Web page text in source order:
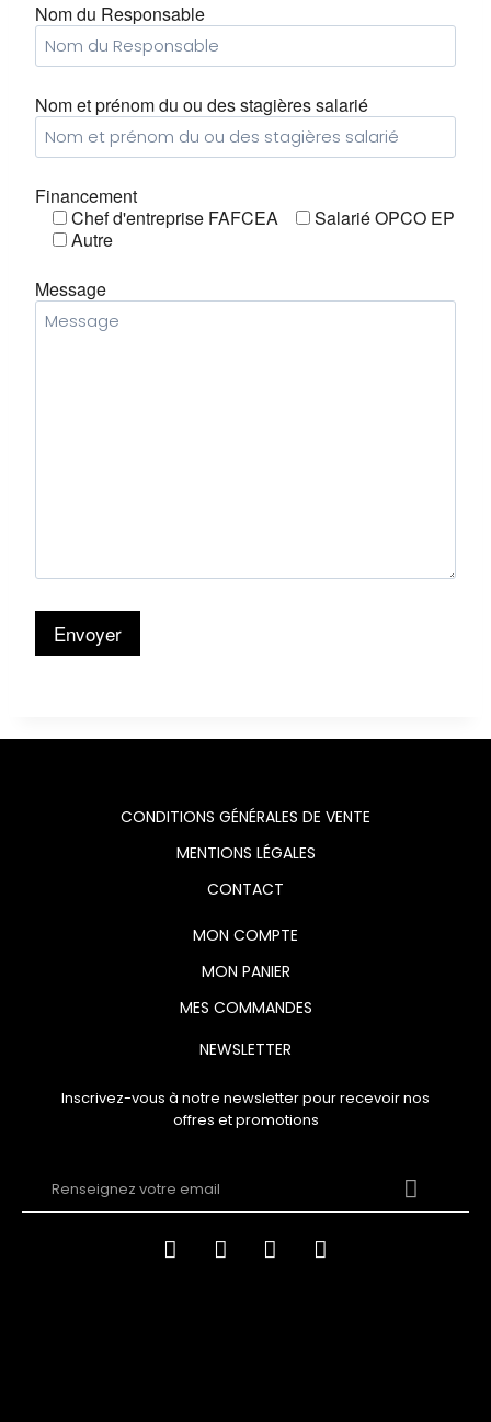
Nom du Responsable
Nom et prénom du ou des stagières salarié
Financement
Chef d'entreprise FAFCEA
Salarié OPCO EP
Autre
Message
CONDITIONS GÉNÉRALES DE VENTE
MENTIONS LÉGALES
CONTACT
MON COMPTE
MON PANIER
MES COMMANDES
NEWSLETTER
Inscrivez-vous à notre newsletter pour recevoir nos
offres et promotions